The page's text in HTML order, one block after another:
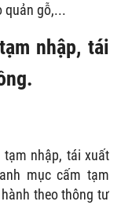
quản gỗ,...
nhập, tái
tạm nhập, tái xuất
mục cấm tạm
theo thông tư